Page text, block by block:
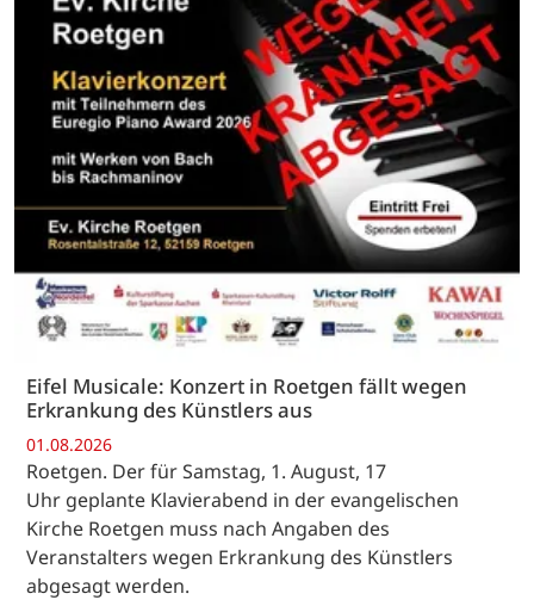
Eifel Musicale: Konzert in Roetgen fällt wegen
Erkrankung des Künstlers aus
01.08.2026
Roetgen. Der für Samstag, 1. August, 17
Uhr geplante Klavierabend in der evangelischen
Kirche Roetgen muss nach Angaben des
Veranstalters wegen Erkrankung des Künstlers
abgesagt werden.